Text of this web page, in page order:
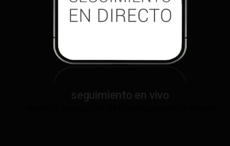
seguimiento en vivo